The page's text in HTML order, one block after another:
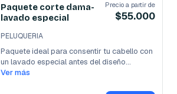
Paquete corte dama-
lavado especial
Precio a partir de
$55.000
PELUQUERIA
Paquete ideal para consentir tu cabello con
un lavado especial antes del diseño...
Ver más